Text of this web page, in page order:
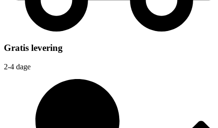
Gratis levering
2-4 dage